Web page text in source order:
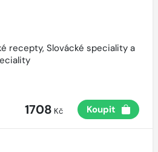
recepty, Slovácké speciality a
1708 Kč Koupit